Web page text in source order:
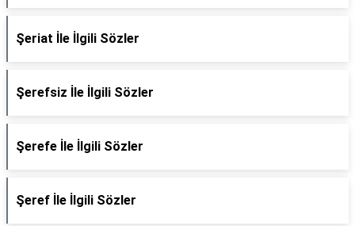
Şeriat İle İlgili Sözler
Şerefsiz İle İlgili Sözler
Şerefe İle İlgili Sözler
Şeref İle İlgili Sözler